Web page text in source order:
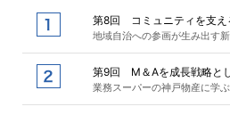
第8回 コミュニティを支え
地域自治への参画が生み出す
第9回 M＆Aを成長戦略と
業務スーパーの神戸物産に学